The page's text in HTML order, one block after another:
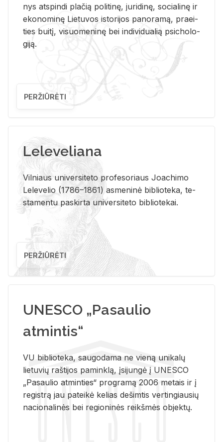
nys at­spin­di pla­čią po­li­ti­nę, ju­ri­di­nę, so­cia­li­nę ir
eko­no­mi­nę Lie­tu­vos is­to­ri­jos pa­no­ra­mą, pra­ei­
ties bui­tį, vi­suo­me­ni­nę bei in­di­vi­dua­lią psi­cho­lo­
gi­ją.
PERŽIŪRĖTI
Leleveliana
Vil­niaus uni­ver­si­te­to pro­fe­so­riaus Jo­a­chi­mo
Le­le­ve­lio (1786–1861) as­me­ni­nė bi­b­lio­te­ka, te­
sta­men­tu pa­skir­ta uni­ver­si­te­to bi­b­lio­te­kai.
PERŽIŪRĖTI
UNESCO „Pasaulio
atmintis“
VU biblioteka, saugodama ne vieną unikalų
lietuvių raštijos paminklą, įsijungė į UNESCO
„Pasaulio atminties“ programą 2006 metais ir į
registrą jau pateikė kelias dešimtis vertingiausių
nacionalinės bei regioninės reikšmės objektų.